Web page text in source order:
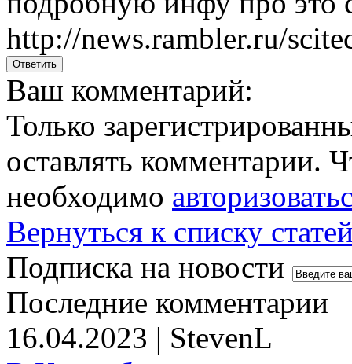
http://news.rambler.ru/
Ваш комментарий:
Только
оставлять комментарии.
необходимо
Вернуться к списку
Подписка на новости
Последние комментарии
16.04.2023 | StevenL